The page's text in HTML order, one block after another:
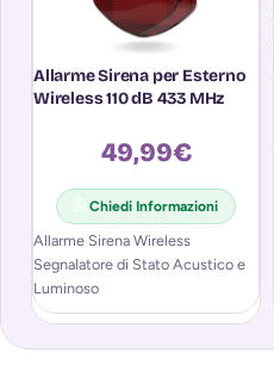
Allarme Sirena per Esterno
Wireless 110 dB 433 MHz
49,99€
Chiedi Informazioni
Allarme Sirena Wireless
Segnalatore di Stato Acustico e
Luminoso